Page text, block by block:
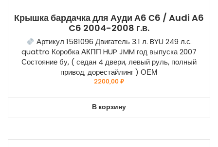
Крышка бардачка для Ауди А6 С6 / Audi A6
C6 2004-2008 г.в.
Артикул 1581096 Двигатель 3.1 л. BYU 249 л.с.
quattro Коробка АКПП HUP JMM год выпуска 2007
Состояние бу, ( седан 4 двери, левый руль, полный
привод, дорестайлинг ) ОЕМ
2200,00₽
В корзину